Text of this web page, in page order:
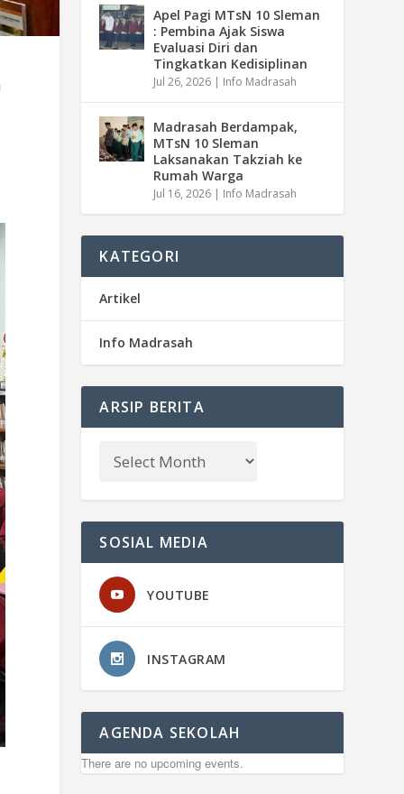
Apel Pagi MTsN 10 Sleman
: Pembina Ajak Siswa
Evaluasi Diri dan
Tingkatkan Kedisiplinan
Jul 26, 2026 | Info Madrasah
Madrasah Berdampak,
MTsN 10 Sleman
Laksanakan Takziah ke
Rumah Warga
Jul 16, 2026 | Info Madrasah
KATEGORI
Artikel
Info Madrasah
ARSIP BERITA
SOSIAL MEDIA
YOUTUBE
INSTAGRAM
AGENDA SEKOLAH
There are no upcoming events.